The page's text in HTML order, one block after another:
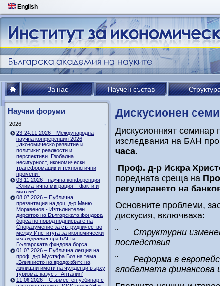
English
За нас Научен състав
Научни форуми
2026
23-24.11.2026 – Международна
научна конференция 2026
„Икономическо развитие и
политики: реалности и
перспективи. Глобална
несигурност, икономически
трансформации и технологични
промени“
03.11.2026 - научна конференция
„Климатична миграция – факти и
митове“
08.07.2026 – Публична
презентация на доц. д-р Маню
Моравенов - Изпълнителен
директор на Българската фондова
борса по повод подписване на
Споразумение за сътрудничество
между Института за икономически
изследвания при БАН и
Българската фондова борса
01.07.2026 – Публична лекция на
проф. д-р Мустафа Боз на тема
„Влиянието на продажбите на
жилищни имоти на чужденци върху
туризма: казусът Анталия“
11.06.2026 – Съвместен уебинар с
Дискусионен
Дискусионният семинар
изследвания на БАН
часа.
Проф. д-р Искра
поредната среща на
регулирането на
Основните проблеми,
дискусия, включваха:
¨ Структурни
последствия
¨ Реформа в
глобалната финансова